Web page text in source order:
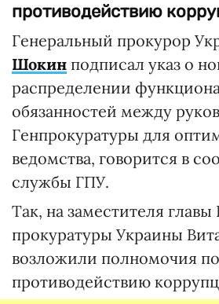
противодействию
Генеральный прокурор
Шокин подписал указ о
распределении
обязанностей между
Генпрокуратуры для
ведомства, говорится в
службы ГПУ.
Так, на заместителя главы
прокуратуры Украины
возложили полномочия по
противодействию